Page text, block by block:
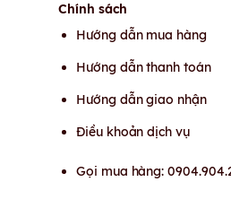
Chính sách
Hướng dẫn mua hàng
Hướng dẫn thanh toán
Hướng dẫn giao nhận
Điều khoản dịch vụ
Gọi mua hàng: